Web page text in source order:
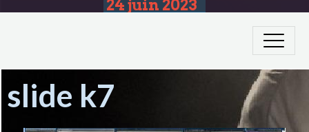
24 juin 2023
slide k7